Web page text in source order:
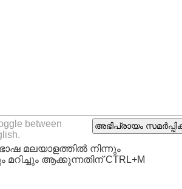
between
മലയാളത്തില്‍ നിന്നും
ആക്കുന്നതിന് CTRL+M